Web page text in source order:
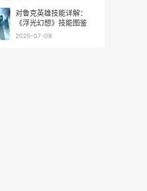
对鲁克英雄技能详解：
《浮光幻想》技能图鉴
2025-07-08